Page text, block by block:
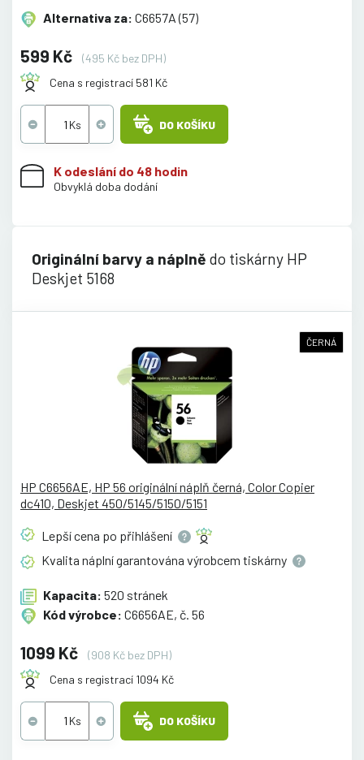
Alternativa za: C6657A (57)
599 Kč
(495 Kč bez DPH)
Cena s registrací 581 Kč
DO KOŠÍKU
K odeslání do 48 hodin
Obvyklá doba dodání
Originální barvy a náplně do tiskárny HP
Deskjet 5168
ČERNÁ
HP C6656AE, HP 56 originální náplň černá, Color Copier
dc410, Deskjet 450/5145/5150/5151
Lepší cena po přihlášení
Kvalita náplní garantována výrobcem tiskárny
Kapacita: 520 stránek
Kód výrobce: C6656AE, č. 56
1099 Kč
(908 Kč bez DPH)
Cena s registrací 1094 Kč
DO KOŠÍKU